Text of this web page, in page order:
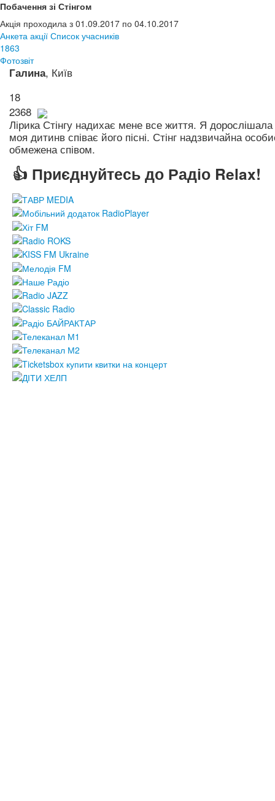
Побачення зі Стінгом
Акція проходила з 01.09.2017 по 04.10.2017
Анкета акції Список учасників
1863
Фотозвіт
Галина, Київ
18
2368
Лірика Стінгу надихає мене все життя. Я
моя дитинв співає його пісні. Стінг надзвичайна
обмежена співом.
👍 Приєднуйтесь до Радіо Relax!